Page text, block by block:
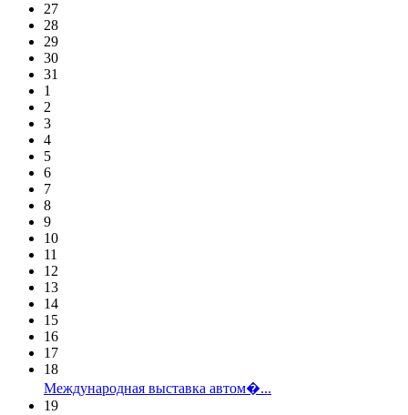
27
28
29
30
31
1
2
3
4
5
6
7
8
9
10
11
12
13
14
15
16
17
18
Международная выставка автом�...
19